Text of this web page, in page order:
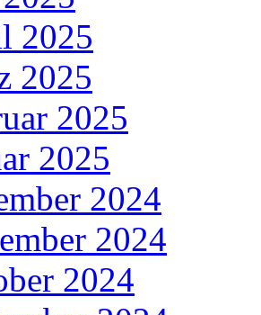
2025
2025
2025
2025
2024
2024
2024